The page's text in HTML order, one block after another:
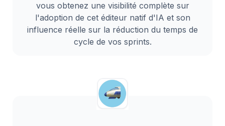
vous obtenez une visibilité complète sur
l'adoption de cet éditeur natif d'IA et son
influence réelle sur la réduction du temps de
cycle de vos sprints.